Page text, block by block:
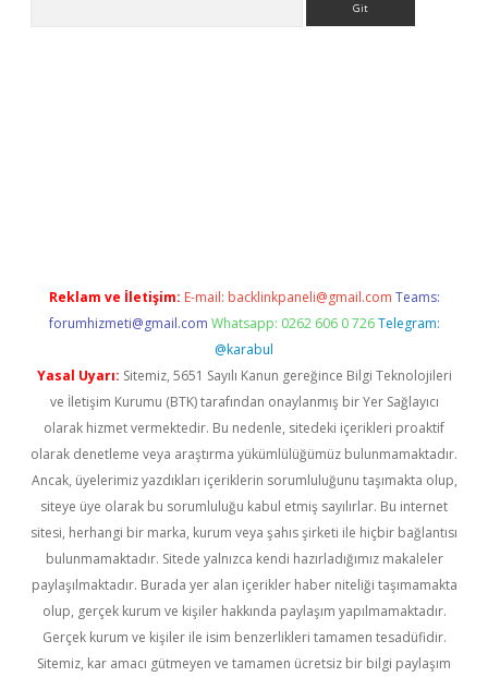
Reklam ve İletişim: E-mail: backlinkpaneli@gmail.com Teams:
forumhizmeti@gmail.com Whatsapp: 0262 606 0 726 Telegram:
@karabul
Yasal Uyarı: Sitemiz, 5651 Sayılı Kanun gereğince Bilgi Teknolojileri
ve İletişim Kurumu (BTK) tarafından onaylanmış bir Yer Sağlayıcı
olarak hizmet vermektedir. Bu nedenle, sitedeki içerikleri proaktif
olarak denetleme veya araştırma yükümlülüğümüz bulunmamaktadır.
Ancak, üyelerimiz yazdıkları içeriklerin sorumluluğunu taşımakta olup,
siteye üye olarak bu sorumluluğu kabul etmiş sayılırlar. Bu internet
sitesi, herhangi bir marka, kurum veya şahıs şirketi ile hiçbir bağlantısı
bulunmamaktadır. Sitede yalnızca kendi hazırladığımız makaleler
paylaşılmaktadır. Burada yer alan içerikler haber niteliği taşımamakta
olup, gerçek kurum ve kişiler hakkında paylaşım yapılmamaktadır.
Gerçek kurum ve kişiler ile isim benzerlikleri tamamen tesadüfidir.
Sitemiz, kar amacı gütmeyen ve tamamen ücretsiz bir bilgi paylaşım